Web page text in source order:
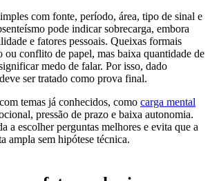
com fonte, período, área, tipo de sinal e
pode indicar sobrecarga, embora
e fatores pessoais. Queixas formais
ou conflito de papel, mas baixa quantidade de
medo de falar. Por isso, dado
ser tratado como prova final.
temas já conhecidos, como carga mental
pressão de prazo e baixa autonomia.
a escolher perguntas melhores e evita que a
ampla sem hipótese técnica.